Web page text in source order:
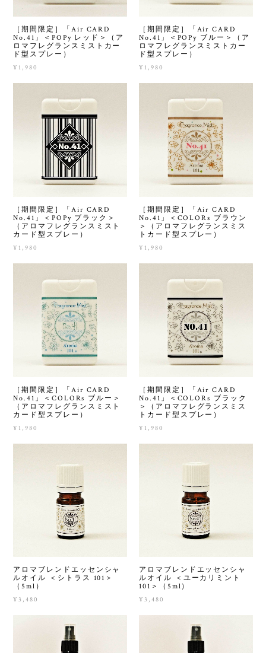
［期間限定］「Air CARD
No.41」＜POPy レッド＞（ア
ロマフレグランスミストカー
ド型スプレー）
¥1,980
［期間限定］「Air CARD
No.41」＜POPy ブルー＞（ア
ロマフレグランスミストカー
ド型スプレー）
¥1,980
［期間限定］「Air CARD
No.41」＜POPy ブラック＞
（アロマフレグランスミスト
カード型スプレー）
¥1,980
［期間限定］「Air CARD
No.41」＜COLORs ブラウン
＞（アロマフレグランスミス
トカード型スプレー）
¥1,980
［期間限定］「Air CARD
No.41」＜COLORs ブルー＞
（アロマフレグランスミスト
カード型スプレー）
¥1,980
［期間限定］「Air CARD
No.41」＜COLORs ブラック
＞（アロマフレグランスミス
トカード型スプレー）
¥1,980
アロマブレンドエッセンシャ
ルオイル ＜シトラス 101＞
（5ml）
¥3,480
アロマブレンドエッセンシャ
ルオイル ＜ユーカリミント
101＞（5ml）
¥3,480